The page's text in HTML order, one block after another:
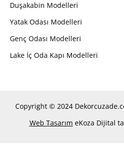
Duşakabin Modelleri
Yatak Odası Modelleri
Genç Odası Modelleri
Lake İç Oda Kapı Modelleri
Copyright © 2024
Web Tasarım eKoza Dijital